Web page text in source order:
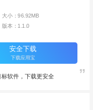
大小：96.92MB
版本：1.1.0
安全下载
下载应用宝
软件，下载更安全